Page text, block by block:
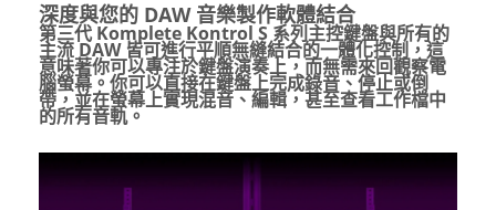
深度與您的 DAW 音樂製作軟體結合
第三代Komplete Kontrol S 系列主控鍵盤與所有的
主流DAW 皆可進行平順無縫結合的一體化控制，這
意味著你可以專注於鍵盤演奏上，而無需來回觀察電
腦螢幕。你可以直接在鍵盤上完成錄音、停止或倒
帶，並在螢幕上實現混音、編輯，甚至查看工作檔中
的所有音軌。